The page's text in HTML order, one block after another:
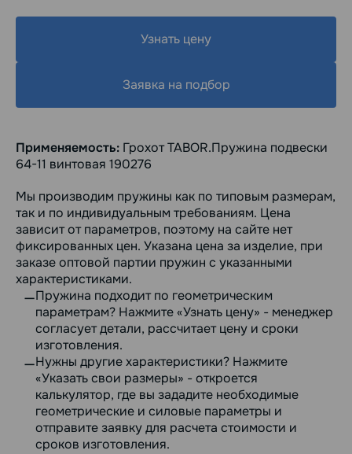
Узнать цену
Заявка на подбор
Применяемость: Грохот TABOR.Пружина подвески
64-11 винтовая 190276
Мы производим пружины как по типовым размерам,
так и по индивидуальным требованиям. Цена
зависит от параметров, поэтому на сайте нет
фиксированных цен. Указана цена за изделие, при
заказе оптовой партии пружин с указанными
характеристиками.
Пружина подходит по геометрическим
параметрам? Нажмите «Узнать цену» - менеджер
согласует детали, рассчитает цену и сроки
изготовления.
Нужны другие характеристики? Нажмите
«Указать свои размеры» - откроется
калькулятор, где вы зададите необходимые
геометрические и силовые параметры и
отправите заявку для расчета стоимости и
сроков изготовления.